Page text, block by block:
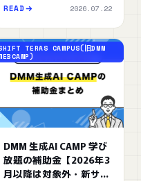
READ 2026.07.22
TERAS CAMPUS(旧DMM
DMM 生成AI CAMP 学び
放題の補助金【2026年3
月以降は対象外・新サー